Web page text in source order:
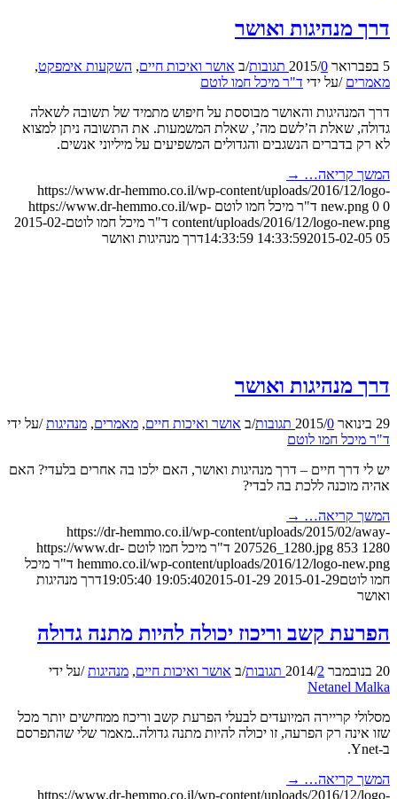
דרך מנהיגות ואושר
5 בפברואר 2015 /0 תגובות /ב אושר ואיכות חיים, השקעות אימפקט,
מאמרים /על ידי ד"ר מיכל חמו לוטם
דרך המנהיגות והאושר מבוססת על חיפוש מתמיד של תשובה לשאלה
גדולה, שאלת ה’לשם מה’, שאלת המשמעות. את התשובה ניתן למצוא
לא רק בדברים הנשגבים והגדולים המשפיעים על מיליוני אנשים.
המשך קריאה… →
https://www.dr-hemmo.co.il/wp-content/uploads/2016/12/logo-
new.png 0 0 ד"ר מיכל חמו לוטם https://www.dr-hemmo.co.il/wp-
content/uploads/2016/12/logo-new.png ד"ר מיכל חמו לוטם2015-02-
05 14:33:59
2015-02-05 14:33:59 דרך מנהיגות ואושר
דרך מנהיגות ואושר
29 בינואר 2015 /0 תגובות /ב אושר ואיכות חיים, מאמרים, מנהיגות /על ידי
ד"ר מיכל חמו לוטם
יש לי דרך חיים – דרך מנהיגות ואושר, האם ילכו בה אחרים בלעדי? האם
אהיה מוכנה ללכת בה לבדי?
המשך קריאה… →
https://dr-hemmo.co.il/wp-content/uploads/2015/02/away-
207526_1280.jpg 853 1280 ד"ר מיכל חמו לוטם https://www.dr-
hemmo.co.il/wp-content/uploads/2016/12/logo-new.png ד"ר מיכל
חמו לוטם2015-01-29 19:05:40
2015-01-29 19:05:40
דרך מנהיגות
ואושר
הפרעת קשב וריכוז יכולה להיות מתנה גדולה
20 בנובמבר 2014 /2 תגובות /ב אושר ואיכות חיים, מנהיגות /על ידי
Netanel Malka
מסלולי קריירה המיועדים לבעלי הפרעת קשב וריכוז ממחישים יותר מכל
שזו אינה רק הפרעה, זו יכולה להיות מתנה גדולה..מאמר שלי שהתפרסם
ב-Ynet.
המשך קריאה… →
https://www.dr-hemmo.co.il/wp-content/uploads/2016/12/logo-